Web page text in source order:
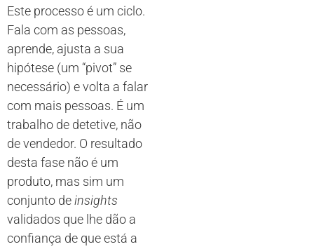
Este processo é um ciclo.
Fala com as pessoas,
aprende, ajusta a sua
hipótese (um “pivot” se
necessário) e volta a falar
com mais pessoas. É um
trabalho de detetive, não
de vendedor. O resultado
desta fase não é um
produto, mas sim um
conjunto deinsights
validados que lhe dão a
confiança de que está a